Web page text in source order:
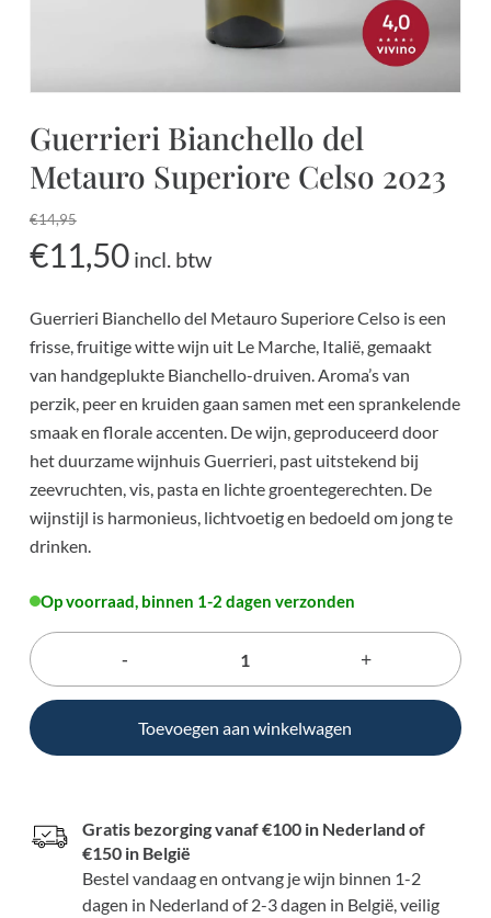
Guerrieri Bianchello del
Metauro Superiore Celso 2023
€14,95
Oorspronkelijke
prijs
€14,95.
€11,50Huidige
prijs
€11,50.
incl. btw
Guerrieri Bianchello del Metauro Superiore Celso is een
frisse, fruitige witte wijn uit Le Marche, Italië, gemaakt
van handgeplukte Bianchello-druiven. Aroma’s van
perzik, peer en kruiden gaan samen met een sprankelende
smaak en florale accenten. De wijn, geproduceerd door
het duurzame wijnhuis Guerrieri, past uitstekend bij
zeevruchten, vis, pasta en lichte groentegerechten. De
wijnstijl is harmonieus, lichtvoetig en bedoeld om jong te
drinken.
Op voorraad, binnen 1-2 dagen verzonden
Toevoegen aan winkelwagen
Gratis bezorging vanaf €100 in Nederland of
€150 in België
Bestel vandaag en ontvang je wijn binnen 1-2
dagen in Nederland of 2-3 dagen in België, veilig